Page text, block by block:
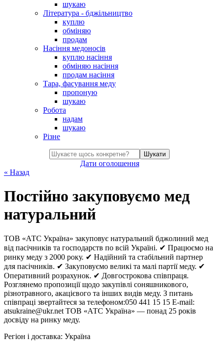
шукаю
Література - бджільництво
куплю
обміняю
продам
Насіння медоносів
куплю насіння
обміняю насіння
продам насіння
Тара, фасування меду
пропоную
шукаю
Робота
надам
шукаю
Різне
Шукати
Дати оголошення
« Назад
Постійно закуповуємо мед
натуральний
ТОВ «АТС Україна» закуповує натуральний бджолиний мед
від пасічників та господарств по всій Україні. ✔ Працюємо на
ринку меду з 2000 року. ✔ Надійний та стабільний партнер
для пасічників. ✔ Закуповуємо великі та малі партії меду. ✔
Оперативний розрахунок. ✔ Довгострокова співпраця.
Розглянемо пропозиції щодо закупівлі соняшникового,
різнотравного, акацієвого та інших видів меду. З питань
співпраці звертайтеся за телефоном:050 441 15 15 E-mail:
atsukraine@ukr.net ТОВ «АТС Україна» — понад 25 років
досвіду на ринку меду.
Регіон і доставка: Україна